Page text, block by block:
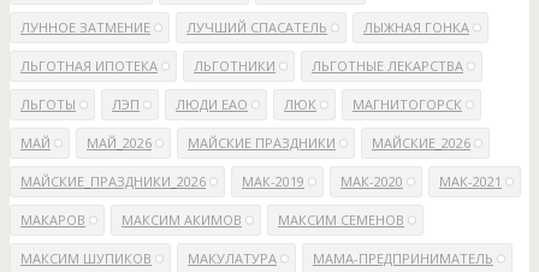
ЛУННОЕ ЗАТМЕНИЕ ЛУЧШИЙ СПАСАТЕЛЬ ЛЫЖНАЯ ГОНКА
ЛЬГОТНАЯ ИПОТЕКА ЛЬГОТНИКИ ЛЬГОТНЫЕ ЛЕКАРСТВА
ЛЬГОТЫ ЛЭП ЛЮДИ ЕАО ЛЮК МАГНИТОГОРСК
МАЙ МАЙ_2026 МАЙСКИЕ ПРАЗДНИКИ МАЙСКИЕ_2026
МАЙСКИЕ_ПРАЗДНИКИ_2026 МАК-2019 МАК-2020 МАК-2021
МАКАРОВ МАКСИМ АКИМОВ МАКСИМ СЕМЕНОВ
МАКСИМ ШУПИКОВ МАКУЛАТУРА МАМА-ПРЕДПРИНИМАТЕЛЬ